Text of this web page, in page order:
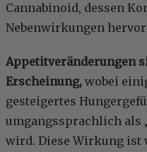
Cannabinoid, dessen
Nebenwirkungen
Appetitveränderungen
Erscheinung, wobei
gesteigertes
umgangssprachlich als
wird. Diese Wirkung ist